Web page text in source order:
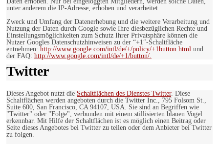
unter anderem die IP-Adresse, erhoben und verarbeitet.
Zweck und Umfang der Datenerhebung und die weitere Verarbeitung und
Nutzung der Daten durch Google sowie Ihre diesbezüglichen Rechte und
Einstellungsmöglichkeiten zum Schutz Ihrer Privatsphäre können die
Nutzer Googles Datenschutzhinweisen zu der “+1″-Schaltfläche
entnehmen: http://www.google.com/intl/de/+/policy/+1button.html und
der FAQ: http://www.google.com/intl/de/+1/button/.
Twitter
Dieses Angebot nutzt die Schaltflächen des Dienstes Twitter. Diese
Schaltflächen werden angeboten durch die Twitter Inc., 795 Folsom St.,
Suite 600, San Francisco, CA 94107, USA. Sie sind an Begriffen wie
"Twitter" oder "Folge", verbunden mit einem stillisierten blauen Vogel
erkennbar. Mit Hilfe der Schaltflächen ist es möglich einen Beitrag oder
Seite dieses Angebotes bei Twitter zu teilen oder dem Anbieter bei Twitter
zu folgen.